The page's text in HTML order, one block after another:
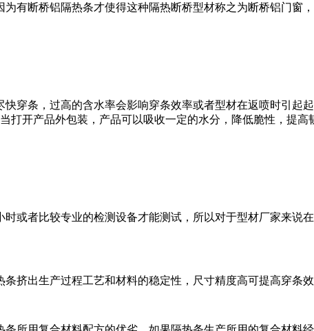
有断桥铝隔热条才使得这种隔热断桥型材称之为断桥铝门窗
穿条，过高的含水率会影响穿条效率或者型材在返喷时引起
打开产品外包装，产品可以吸收一定的水分，降低脆性，提高
或者比较专业的检测设备才能测试，所以对于型材厂家来说
出生产过程工艺和材料的稳定性，尺寸精度高可提高穿条效